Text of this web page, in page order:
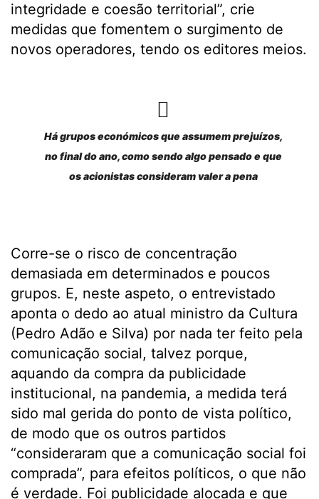
integridade e coesão territorial”, crie
medidas que fomentem o surgimento de
novos operadores, tendo os editores meios.
Há grupos económicos que assumem prejuízos,
no final do ano, como sendo algo pensado e que
os acionistas consideram valer a pena
Corre-se o risco de concentração
demasiada em determinados e poucos
grupos. E, neste aspeto, o entrevistado
aponta o dedo ao atual ministro da Cultura
(Pedro Adão e Silva) por nada ter feito pela
comunicação social, talvez porque,
aquando da compra da publicidade
institucional, na pandemia, a medida terá
sido mal gerida do ponto de vista político,
de modo que os outros partidos
“consideraram que a comunicação social foi
comprada”, para efeitos políticos, o que não
é verdade. Foi publicidade alocada e que